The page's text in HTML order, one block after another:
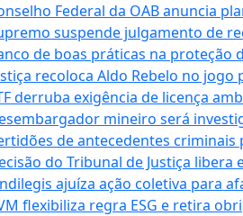
Federal da OAB anuncia
suspende julgamento de
de boas práticas na proteção
recoloca Aldo Rebelo no
derruba exigência de licença
mineiro será
de antecedentes
do Tribunal de Justiça
ajuíza ação coletiva para
flexibiliza regra ESG e retira